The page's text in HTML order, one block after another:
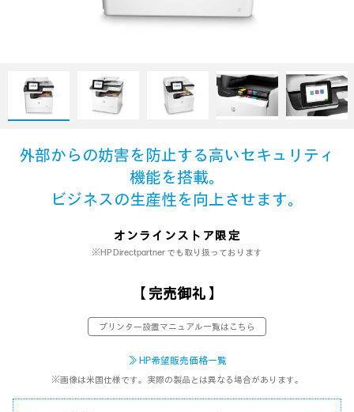
外部からの妨害を防止する高いセキュリティ
機能を搭載。
ビジネスの生産性を向上させます。
オンラインストア限定
※HP Directpartner でも取り扱っております
【 完売御礼 】
プリンター設置マニュアル一覧はこちら
≫ HP希望販売価格一覧
※画像は米国仕様です。実際の製品とは異なる場合があります。